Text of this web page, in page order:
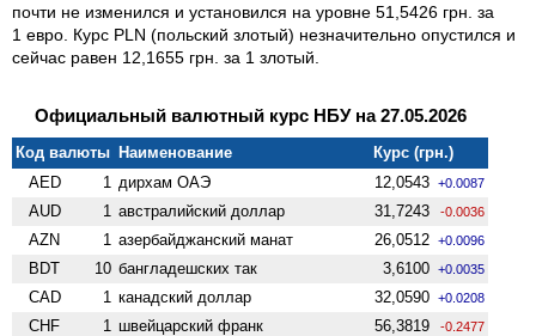
почти не изменился и установился на уровне 51,5426 грн. за
1 евро. Курс PLN (польский злотый) незначительно опустился и
сейчас равен 12,1655 грн. за 1 злотый.
Официальный валютный курс НБУ на 27.05.2026
Код валюты Наименование
Курс (грн.)
AED
1 дирхам ОАЭ 12,0543 +0.0087
AUD 1 австралийский доллар 31,7243 -0.0036
AZN 1 азербайджанский манат 26,0512 +0.0096
BDT 10 бангладешских так 3,6100 +0.0035
CAD 1 канадский доллар 32,0590 +0.0208
CHF 1 швейцарский франк 56,3819 -0.2477